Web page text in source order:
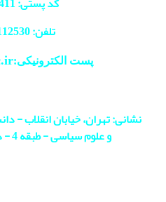
تلفن: 61112530-
پست الکترونیکی:lawmag
نشانی: تهران، خیابان انقلاب -
و علوم سیاسی - طبقه 4 - دفتر مجله - اتاق 413